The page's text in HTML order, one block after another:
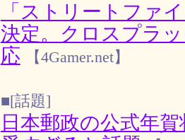
「ストリートファ
決定。クロスプラ
応
【4Gamer.net】
■[話題]
日本郵政の公式年